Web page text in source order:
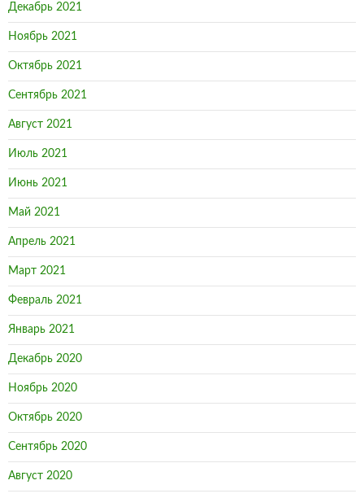
Декабрь 2021
Ноябрь 2021
Октябрь 2021
Сентябрь 2021
Август 2021
Июль 2021
Июнь 2021
Май 2021
Апрель 2021
Март 2021
Февраль 2021
Январь 2021
Декабрь 2020
Ноябрь 2020
Октябрь 2020
Сентябрь 2020
Август 2020